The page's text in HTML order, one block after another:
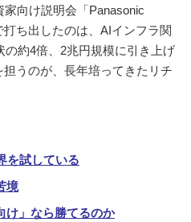
向け説明会「Panasonic
ち出したのは、AIインフラ関
の約4倍、2兆円規模に引き上げ
うのが、長年培ってきたリチ
を試している
境
け」なら勝てるのか